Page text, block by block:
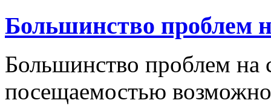
Большинство проблем
Большинство проблем на
посещаемостью